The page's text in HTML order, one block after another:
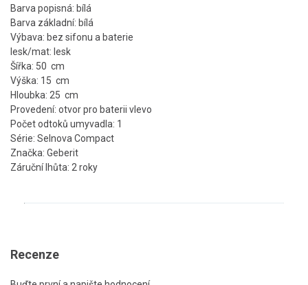
Barva popisná: bílá
Barva základní: bílá
Výbava: bez sifonu a baterie
lesk/mat: lesk
Šířka: 50 cm
Výška: 15 cm
Hloubka: 25 cm
Provedení: otvor pro baterii vlevo
Počet odtoků umyvadla: 1
Série: Selnova Compact
Značka: Geberit
Záruční lhůta: 2 roky
Recenze